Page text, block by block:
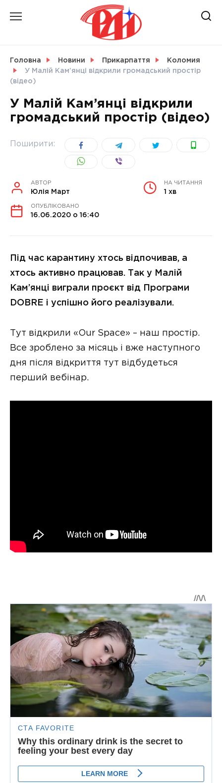
СВІТ
Головна Новини Прикарпаття
Коломия
У Малій Кам’янці відкрили громадський простір
(відео)
У Малій Кам’янці відкрили
громадський простір (відео)
Поширити:
АВТОР
Юлія Март
НА ЧИТАННЯ
1 хв
ОПУБЛІКОВАНО
16.06.2020 о 16:40
Під час карантину хтось відпочивав, а
хтось активно працював. Так у Малій
Кам’янці виграли проєкт від Програми
DOBRE і успішно його реалізували.
Тут відкрили «Our Space» – наш простір.
Все зроблено за місяць і вже наступного
дня після відкриття тут відбудеться
перший вебінар.